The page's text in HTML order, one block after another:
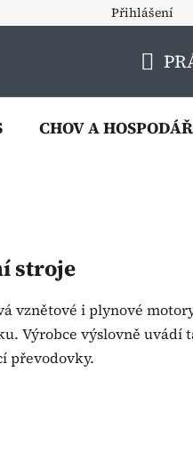
Přihlášení
KOŠÍK
CHOV A
stroje
vznětové i plynové
Výrobce výslovně uvádí
převodovky.